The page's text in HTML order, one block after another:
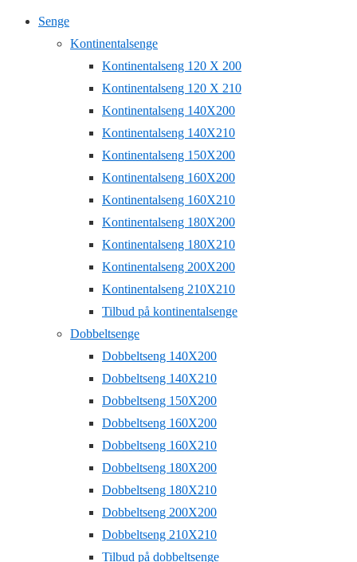
Senge
Kontinentalsenge
Kontinentalseng 120 X 200
Kontinentalseng 120 X 210
Kontinentalseng 140X200
Kontinentalseng 140X210
Kontinentalseng 150X200
Kontinentalseng 160X200
Kontinentalseng 160X210
Kontinentalseng 180X200
Kontinentalseng 180X210
Kontinentalseng 200X200
Kontinentalseng 210X210
Tilbud på kontinentalsenge
Dobbeltsenge
Dobbeltseng 140X200
Dobbeltseng 140X210
Dobbeltseng 150X200
Dobbeltseng 160X200
Dobbeltseng 160X210
Dobbeltseng 180X200
Dobbeltseng 180X210
Dobbeltseng 200X200
Dobbeltseng 210X210
Tilbud på dobbeltsenge